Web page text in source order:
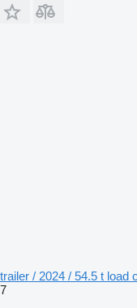
trailer / 2024 / 54.5 t load
7